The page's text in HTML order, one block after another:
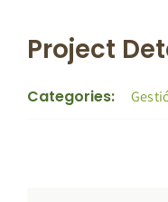
Project
Categories: